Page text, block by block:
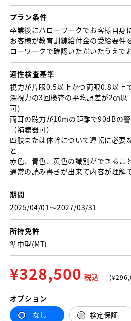
プラン条件
卒業後にハローワークでお客様自身
お客様が教育訓練給付金の受給要件
ローワークで確認いただいたうえで
適性検査基準
視力が片眼0.5以上かつ両眼0.8以上
深視力の3回検査の平均誤差が2㎝以
可）
両耳の聴力が10mの距離で90dBの
（補聴器可）
四肢または体幹について運転に必要
と
赤色、青色、黄色の識別ができるこ
通常の読み書きが出来て内容が理解
期間
2025/04/01〜2027/03/31
所持免許
準中型(MT)
¥328,500 税込 (¥
オプション
なし
検定保証